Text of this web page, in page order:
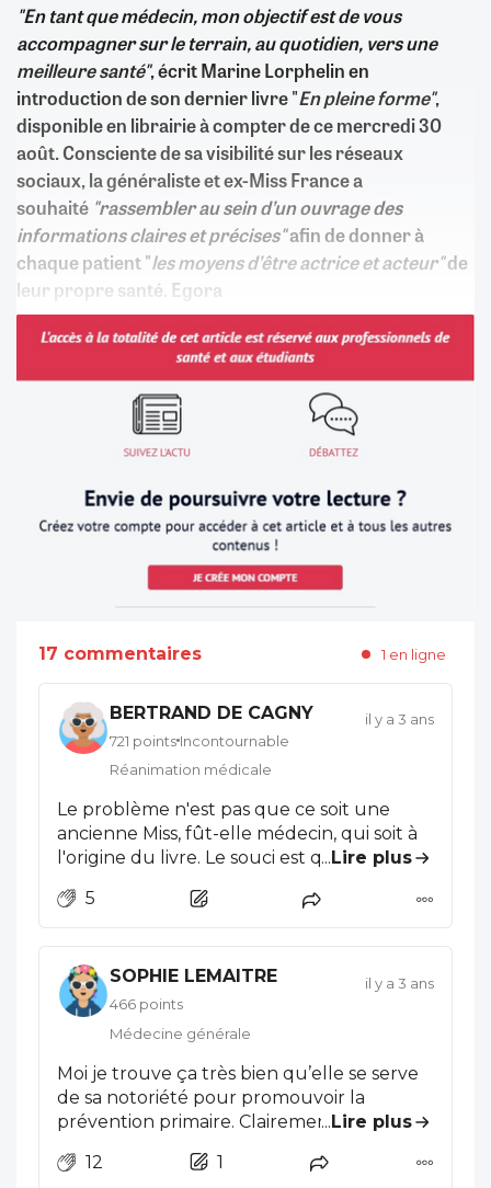
"En tant que médecin, mon objectif est de vous
accompagner sur le terrain, au quotidien, vers une
meilleure santé", écrit Marine Lorphelin en
introduction de son dernier livre "En pleine forme",
disponible en librairie à compter de ce mercredi 30
août. Consciente de sa visibilité sur les réseaux
sociaux, la généraliste et ex-Miss France a
souhaité "rassembler au sein d’un ouvrage des
informations claires et précises"afin de donner à
chaque patient "les moyens d’être actrice et acteur"de
leur propre santé. Egora
17 commentaires 1 en ligne
BERTRAND DE CAGNY
721 points Incontournable
Réanimation médicale
il y a 3 ans
Le problème n'est pas que ce soit une
ancienne Miss, fût-elle médecin, qui soit à
l'origine du livre. Le souci est que la bonne
la femme de ménage de manger 5 fruits
et légumes par jour, de faire du sport avec
terre et viande sous plastique ; cela relève
de l'utopie, elle qui est déjà si contente
quand elle peut acheter de la viande pour
de femmes sportives au Touquet et à Saint
Trop que dans le 9.3... De toute façon ce
"coaching" ne peut se faire que sur le long
bouquin qu'on referme au bout de 15
... Lire plus
5
SOPHIE LEMAITRE
466 points
Médecine générale
il y a 3 ans
Moi je trouve ça très bien qu’elle se serve
de sa notoriété pour promouvoir la
prévention primaire. Clairement, ça serait
publique et en même c’est
...Lire plus
12
1